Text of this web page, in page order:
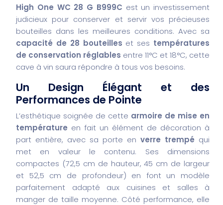
High One WC 28 G B999C est un investissement
judicieux pour conserver et servir vos précieuses
bouteilles dans les meilleures conditions. Avec sa
capacité de 28 bouteilles et ses températures
de conservation réglables entre 11°C et 18°C, cette
cave à vin saura répondre à tous vos besoins.
Un Design Élégant et des
Performances de Pointe
L’esthétique soignée de cette armoire de mise en
température en fait un élément de décoration à
part entière, avec sa porte en verre trempé qui
met en valeur le contenu. Ses dimensions
compactes (72,5 cm de hauteur, 45 cm de largeur
et 52,5 cm de profondeur) en font un modèle
parfaitement adapté aux cuisines et salles à
manger de taille moyenne. Côté performance, elle